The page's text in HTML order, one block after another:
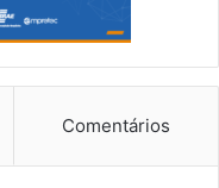
Comentários